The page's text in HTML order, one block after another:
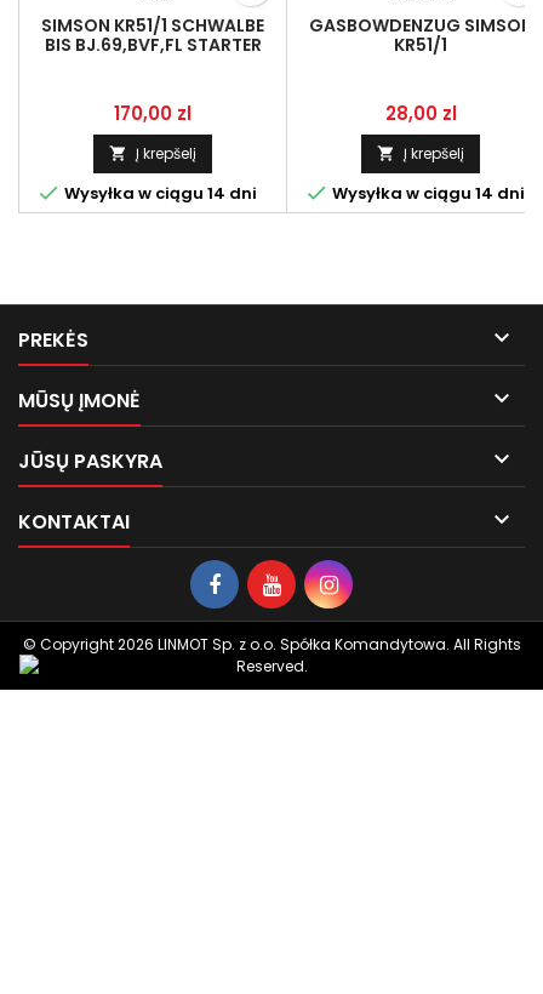
SIMSON KR51/1 SCHWALBE
BIS BJ.69,BVF,FL STARTER
TEILIG,BOWDENZÜGE SET
Kaina
170,00 zl
 Į krepšelį
 Wysyłka w ciągu 14 dni
GASBOWDENZUG SIMSON
KR51/1
Kaina
28,00 zl
 Į krepšelį
 Wysyłka w ciągu 14 dni
PREKĖS 
MŪSŲ ĮMONĖ 
JŪSŲ PASKYRA 
KONTAKTAI 
© Copyright 2026 LINMOT Sp. z o.o. Spółka Komandytowa. All Rights
Reserved.